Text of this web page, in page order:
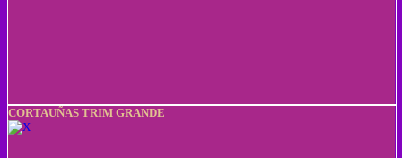
CORTAUÑAS TRIM GRANDE